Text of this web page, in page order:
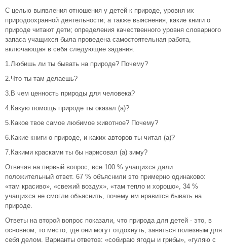
С целью выявления отношения у детей к природе, уровня их
природоохранной деятельности; а также выяснения, какие книги о
природе читают дети; определения качественного уровня словарного
запаса учащихся была проведена самостоятельная работа,
включающая в себя следующие задания.
1.Любишь ли ты бывать на природе? Почему?
2.Что ты там делаешь?
3.В чем ценность природы для человека?
4.Какую помощь природе ты оказал (а)?
5.Какое твое самое любимое животное? Почему?
6.Какие книги о природе, и каких авторов ты читал (а)?
7.Какими красками ты бы нарисовал (а) зиму?
Отвечая на первый вопрос, все 100 % учащихся дали
положительный ответ. 67 % объяснили это примерно одинаково:
«там красиво», «свежий воздух», «там тепло и хорошо», 34 %
учащихся не смогли объяснить, почему им нравится бывать на
природе.
Ответы на второй вопрос показали, что природа для детей - это, в
основном, то место, где они могут отдохнуть, заняться полезным для
себя делом. Варианты ответов: «собираю ягоды и грибы», «гуляю с